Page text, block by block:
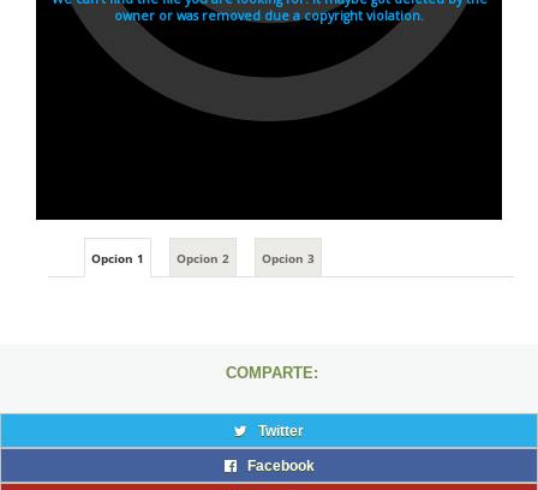
Opcion 1 Opcion 2 Opcion 3
COMPARTE:
Twitter
Facebook